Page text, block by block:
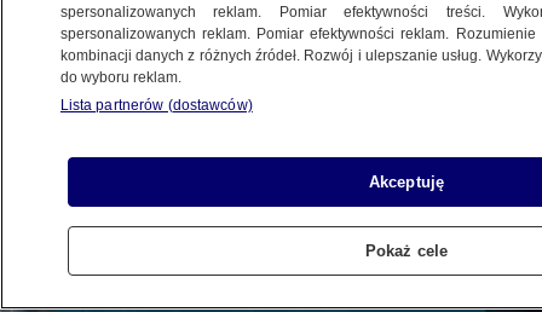
Udostępnij
spersonalizowanych reklam. Pomiar efektywności treści.
spersonalizowanych reklam. Pomiar efektywności reklam.
kombinacji danych z różnych źródeł. Rozwój i ulepszanie usług.
do wyboru reklam.
Lista partnerów (dostawców)
Akceptuję
Pokaż cele